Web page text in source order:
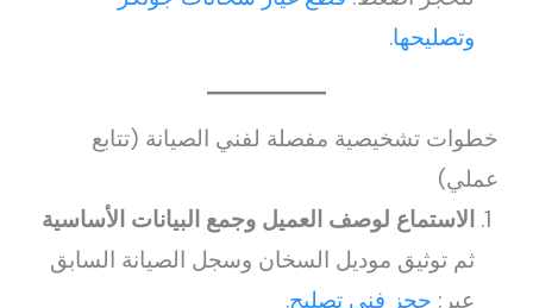
وتصليحها.
خطوات تشخيصية مفصلة لفني الصيانة (تتابع
عملي)
الاستماع لوصف العميل وجمع البيانات الأساسية
ثم توثيق موديل السخان وسجل الصيانة السابق
عبر: حجز فني تصليح.